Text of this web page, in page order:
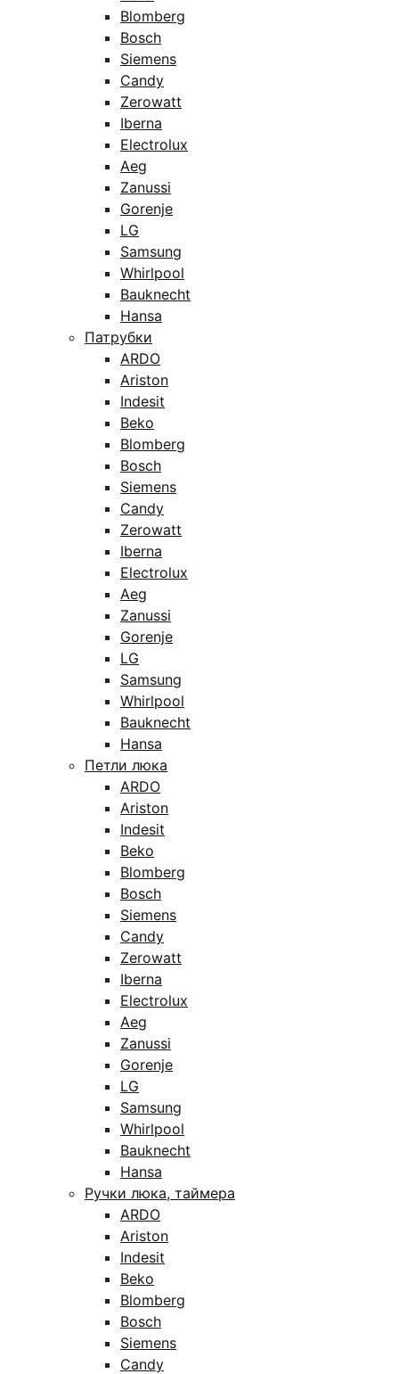
Blomberg
Bosch
Siemens
Candy
Zerowatt
Iberna
Electrolux
Aeg
Zanussi
Gorenje
LG
Samsung
Whirlpool
Bauknecht
Hansa
Патрубки
ARDO
Ariston
Indesit
Beko
Blomberg
Bosch
Siemens
Candy
Zerowatt
Iberna
Electrolux
Aeg
Zanussi
Gorenje
LG
Samsung
Whirlpool
Bauknecht
Hansa
Петли люка
ARDO
Ariston
Indesit
Beko
Blomberg
Bosch
Siemens
Candy
Zerowatt
Iberna
Electrolux
Aeg
Zanussi
Gorenje
LG
Samsung
Whirlpool
Bauknecht
Hansa
Ручки люка, таймера
ARDO
Ariston
Indesit
Beko
Blomberg
Bosch
Siemens
Candy